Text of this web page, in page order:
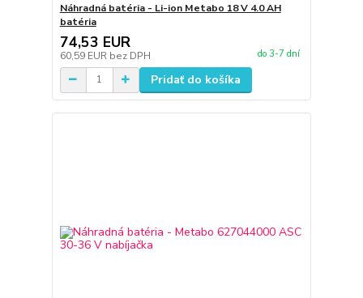
Náhradná batéria - Li-ion Metabo 18 V 4.0 AH
batéria
74,53 EUR
60,59 EUR bez DPH do 3-7 dní
Pridať do košíka